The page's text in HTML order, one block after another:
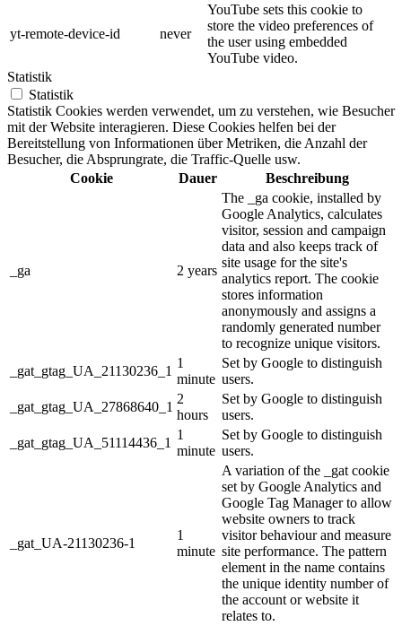
yt-remote-device-id never
YouTube sets this cookie to
store the video preferences of
the user using embedded
YouTube video.
Statistik
Statistik
Statistik Cookies werden verwendet, um zu verstehen, wie Besucher
mit der Website interagieren. Diese Cookies helfen bei der
Bereitstellung von Informationen über Metriken, die Anzahl der
Besucher, die Absprungrate, die Traffic-Quelle usw.
Cookie
Dauer Beschreibung
_ga 2 years
The _ga cookie, installed by
Google Analytics, calculates
visitor, session and campaign
data and also keeps track of
site usage for the site's
analytics report. The cookie
stores information
anonymously and assigns a
randomly generated number
to recognize unique visitors.
_gat_gtag_UA_21130236_1
1
minute
Set by Google to distinguish
users.
_gat_gtag_UA_27868640_1
2
hours
Set by Google to distinguish
users.
_gat_gtag_UA_51114436_1
1
minute
Set by Google to distinguish
users.
_gat_UA-21130236-1
1
minute
A variation of the _gat cookie
set by Google Analytics and
Google Tag Manager to allow
website owners to track
visitor behaviour and measure
site performance. The pattern
element in the name contains
the unique identity number of
the account or website it
relates to.